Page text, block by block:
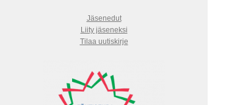
Jäsenedut
Liity jäseneksi
Tilaa uutiskirje